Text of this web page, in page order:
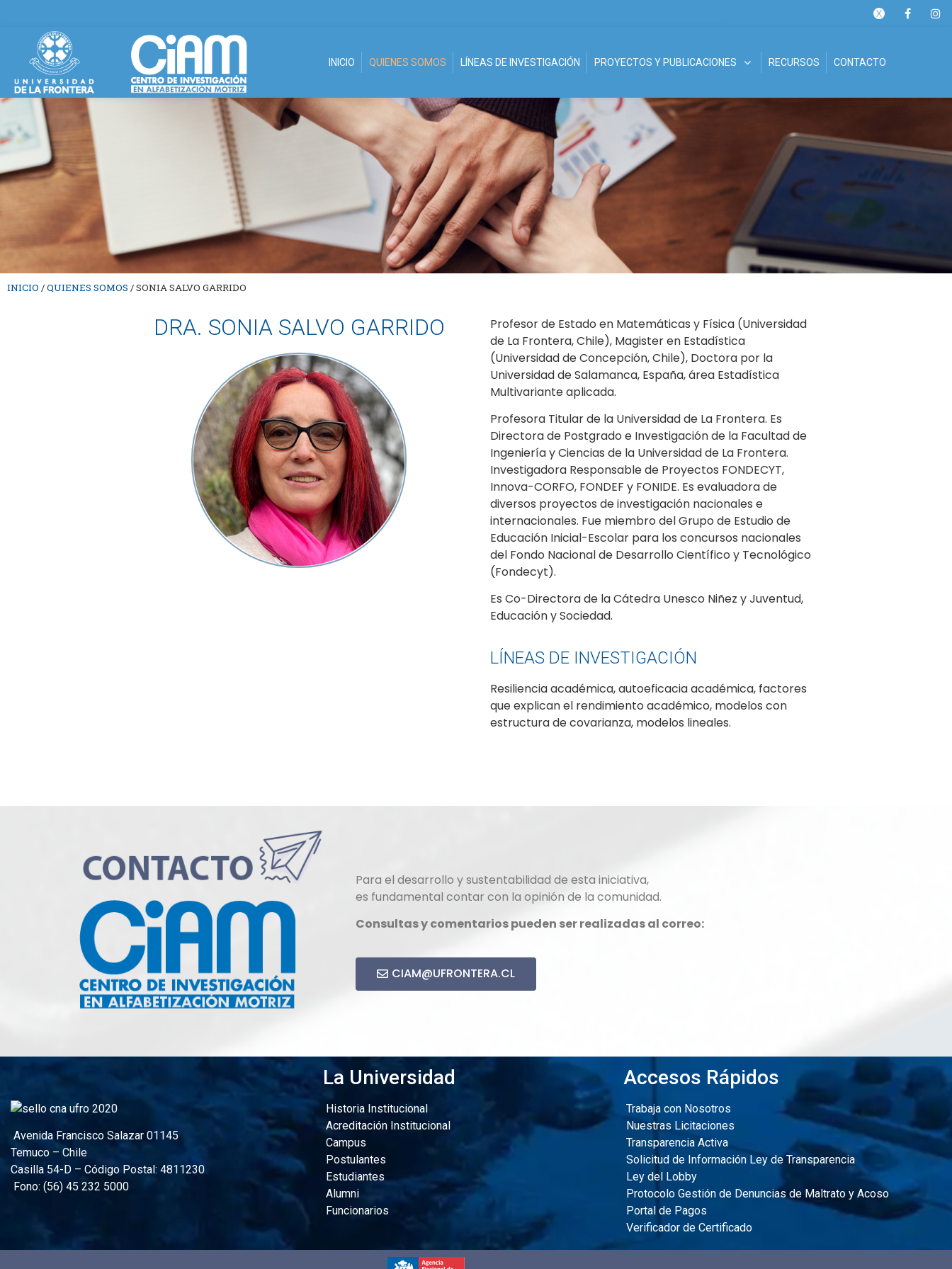
INICIO QUIENES SOMOS LÍNEAS DE INVESTIGACIÓN PROYECTOS Y PUBLICACIONES RECURSOS CONTACTO
INICIO /QUIENES SOMOS /SONIA SALVO GARRIDO
DRA. SONIA SALVO GARRIDO
Profesor de Estado en Matemáticas y Física (Universidad
de La Frontera, Chile), Magister en Estadística
(Universidad de Concepción, Chile), Doctora por la
Universidad de Salamanca, España, área Estadística
Multivariante aplicada.
Profesora Titular de la Universidad de La Frontera. Es
Directora de Postgrado e Investigación de la Facultad de
Ingeniería y Ciencias de la Universidad de La Frontera.
Investigadora Responsable de Proyectos FONDECYT,
Innova-CORFO, FONDEF y FONIDE. Es evaluadora de
diversos proyectos de investigación nacionales e
internacionales. Fue miembro del Grupo de Estudio de
Educación Inicial-Escolar para los concursos nacionales
del Fondo Nacional de Desarrollo Científico y Tecnológico
(Fondecyt).
Es Co-Directora de la Cátedra Unesco Niñez y Juventud,
Educación y Sociedad.
LÍNEAS DE INVESTIGACIÓN
Resiliencia académica, autoeficacia académica, factores
que explican el rendimiento académico, modelos con
estructura de covarianza, modelos lineales.
Para el desarrollo y sustentabilidad de esta iniciativa,
es fundamental contar con la opinión de la comunidad.
Consultas y comentarios pueden ser realizadas al correo:
CIAM@UFRONTERA.CL
Avenida Francisco Salazar 01145
Temuco – Chile
Casilla 54-D – Código Postal: 4811230
Fono: (56) 45 232 5000
La Universidad
Historia Institucional
Acreditación Institucional
Campus
Postulantes
Estudiantes
Alumni
Funcionarios
Accesos Rápidos
Trabaja con Nosotros
Nuestras Licitaciones
Transparencia Activa
Solicitud de Información Ley de Transparencia
Ley del Lobby
Protocolo Gestión de Denuncias de Maltrato y Acoso
Portal de Pagos
Verificador de Certificado